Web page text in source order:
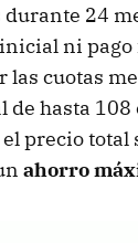
durante 24
ni
las cuotas
de hasta 108
precio total
ahorro